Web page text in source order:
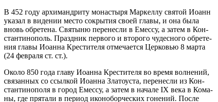
В 452 го­ду ар­хи­манд­ри­ту мо­на­стыря Мар­кел­лу свя­той Ио­анн
ука­зал в ви­де­нии ме­сто со­крытия сво­ей гла­вы, и она бы­ла
вновь об­ре­те­на. Свя­ты­ню пе­ре­нес­ли в Емес­су, а за­тем в Кон­
стан­ти­но­поль. Празд­ник пер­во­го и вто­ро­го чу­дес­но­го об­ре­те­
ния гла­вы Ио­ан­на Кре­сти­те­ля от­ме­ча­ет­ся Цер­ко­вью 8 мар­та
(24 фев­ра­ля ст. ст.).
Око­ло 850 го­да гла­ву Ио­ан­на Кре­сти­те­ля во вре­мя вол­не­ний,
свя­зан­ных со ссыл­кой Ио­ан­на Зла­то­у­ста, пе­ре­нес­ли из Кон­
стан­ти­но­по­ля в го­род Емес­су, а за­тем в на­ча­ле IX ве­ка в Ко­ма­
ны, где пря­та­ли в пе­ри­од ико­но­бор­че­ских го­не­ний. По­сле